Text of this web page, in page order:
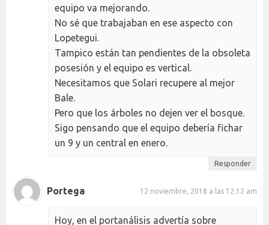
equipo va mejorando.
No sé que trabajaban en ese aspecto con
Lopetegui.
Tampico están tan pendientes de la obsoleta
posesión y el equipo es vertical.
Necesitamos que Solari recupere al mejor
Bale.
Pero que los árboles no dejen ver el bosque.
Sigo pensando que el equipo debería fichar
un 9 y un central en enero.
Responder
Portega 12 noviembre, 2018 a las 12:12 am
Hoy, en el portanálisis advertía sobre